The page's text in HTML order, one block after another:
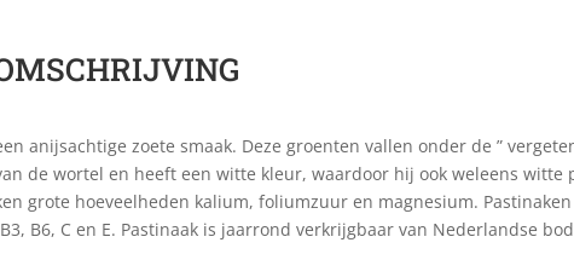
anijsachtige zoete smaak. Deze groenten vallen onder de ”
de wortel en heeft een witte kleur, waardoor hij ook weleens
grote hoeveelheden kalium, foliumzuur en magnesium.
B6, C en E. Pastinaak is jaarrond verkrijgbaar van Nederlandse